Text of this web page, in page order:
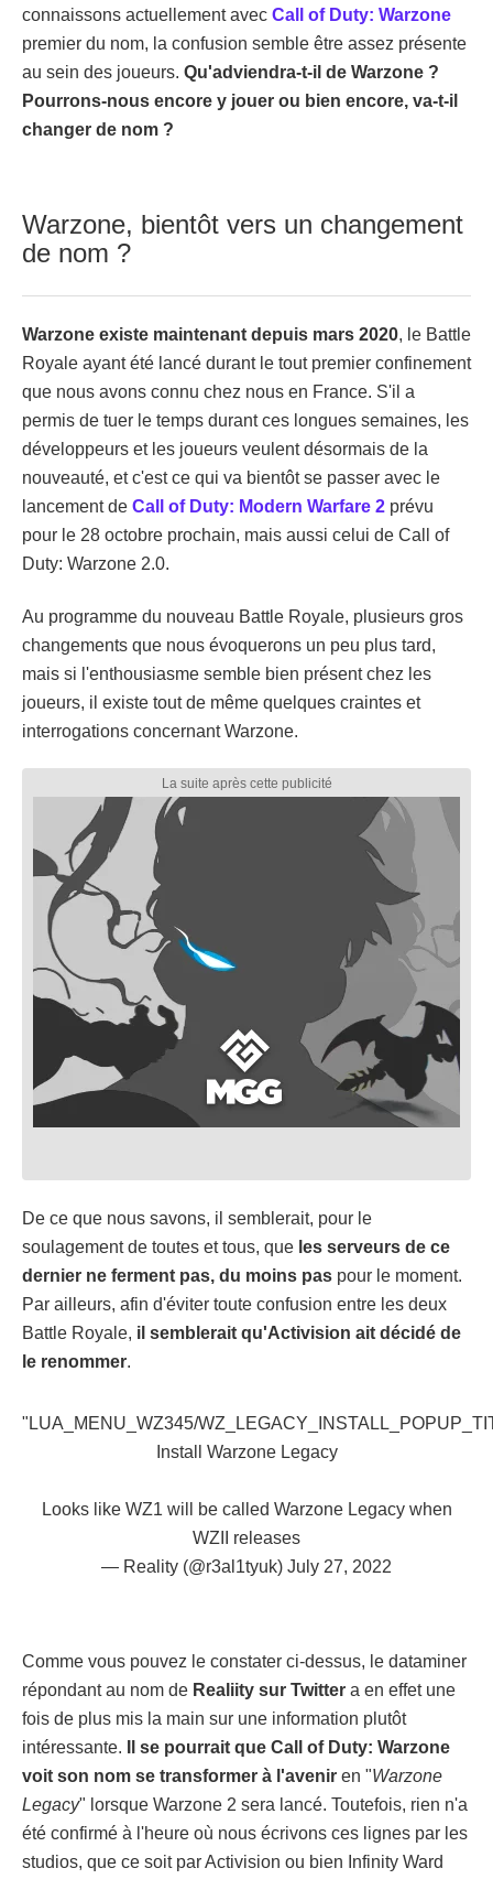
connaissons actuellement avec Call of Duty: Warzone
premier du nom, la confusion semble être assez présente
au sein des joueurs. Qu'adviendra-t-il de Warzone ?
Pourrons-nous encore y jouer ou bien encore, va-t-il
changer de nom ?
Warzone, bientôt vers un changement
de nom ?
Warzone existe maintenant depuis mars 2020, le Battle
Royale ayant été lancé durant le tout premier confinement
que nous avons connu chez nous en France. S'il a
permis de tuer le temps durant ces longues semaines, les
développeurs et les joueurs veulent désormais de la
nouveauté, et c'est ce qui va bientôt se passer avec le
lancement de Call of Duty: Modern Warfare 2 prévu
pour le 28 octobre prochain, mais aussi celui de Call of
Duty: Warzone 2.0.
Au programme du nouveau Battle Royale, plusieurs gros
changements que nous évoquerons un peu plus tard,
mais si l'enthousiasme semble bien présent chez les
joueurs, il existe tout de même quelques craintes et
interrogations concernant Warzone.
De ce que nous savons, il semblerait, pour le
soulagement de toutes et tous, que les serveurs de ce
dernier ne ferment pas, du moins pas pour le moment.
Par ailleurs, afin d'éviter toute confusion entre les deux
Battle Royale, il semblerait qu'Activision ait décidé de
le renommer.
"LUA_MENU_WZ345/
Install Warzone Legacy
Looks like WZ1 will be called Warzone Legacy when
WZII releases
— Reality (@r3al1tyuk) July 27, 2022
Comme vous pouvez le constater ci-dessus, le dataminer
répondant au nom de Realiity sur Twitter a en effet une
fois de plus mis la main sur une information plutôt
intéressante.
Il se pourrait que Call of Duty: Warzone
voit son nom se transformer à l'avenir en "Warzone
Legacy" lorsque Warzone 2 sera lancé. Toutefois, rien n'a
été confirmé à l'heure où nous écrivons ces lignes par les
studios, que ce soit par Activision ou bien Infinity Ward